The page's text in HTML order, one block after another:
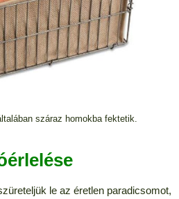
száraz homokba fektetik.
le az éretlen paradicsomot,